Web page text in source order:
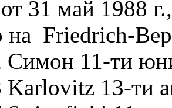
31 май 1988
на Friedrich-
Симон 11-ти
Karlovitz 13-ти